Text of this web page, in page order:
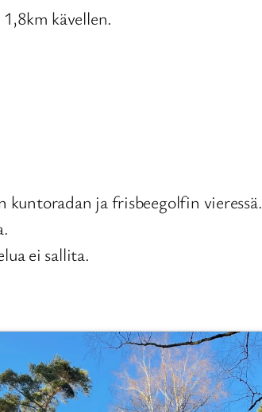
kävellen.
ja frisbeegolfin vieressä.
ei sallita.